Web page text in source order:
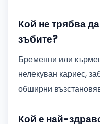
Кой не трябва
зъбите?
Бременни или
нелекуван кариес,
обширни
Кой е най-